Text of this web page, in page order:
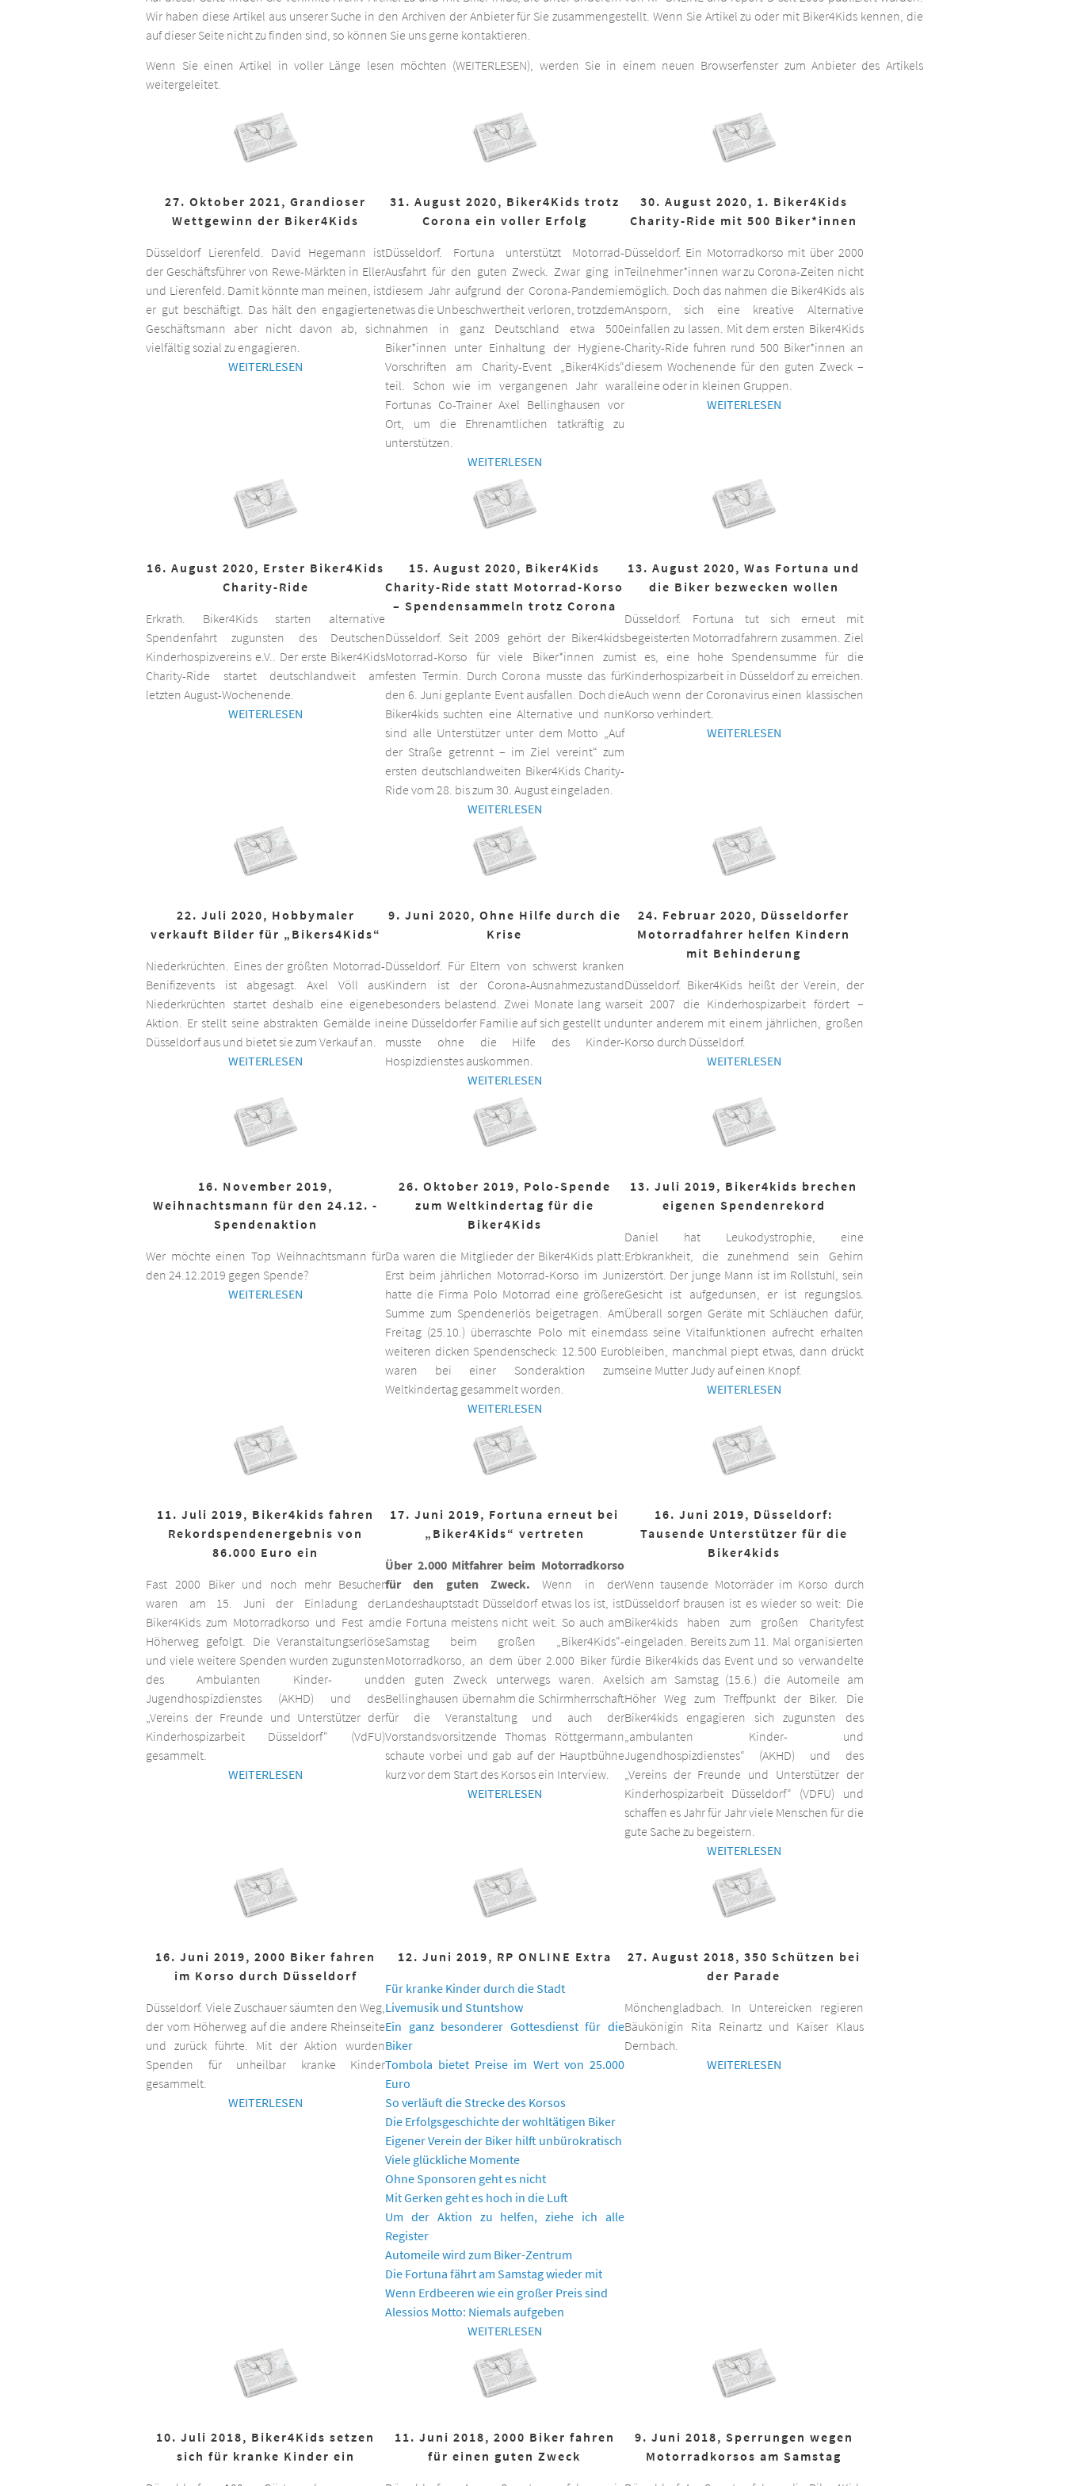
Wir haben diese Artikel aus unserer Suche in den Archiven der Anbieter für Sie zusammengestellt. Wenn Sie Artikel zu oder mit Biker4Kids kennen, die
auf dieser Seite nicht zu finden sind, so können Sie uns gerne kontaktieren.
Wenn Sie einen Artikel in voller Länge lesen möchten (WEITERLESEN), werden Sie in einem neuen Browserfenster zum Anbieter des Artikels
weitergeleitet.
27. Oktober 2021, Grandioser
Wettgewinn der Biker4Kids
Düsseldorf Lierenfeld. David Hegemann ist
der Geschäftsführer von Rewe-Märkten in Eller
und Lierenfeld. Damit könnte man meinen, ist
er gut beschäftigt. Das hält den engagierten
Geschäftsmann aber nicht davon ab, sich
vielfältig sozial zu engagieren.
WEITERLESEN
31. August 2020, Biker4Kids trotz
Corona ein voller Erfolg
Düsseldorf. Fortuna unterstützt Motorrad-
Ausfahrt für den guten Zweck. Zwar ging in
diesem Jahr aufgrund der Corona-Pandemie
etwas die Unbeschwertheit verloren, trotzdem
nahmen in ganz Deutschland etwa 500
Biker*innen unter Einhaltung der Hygiene-
Vorschriften am Charity-Event „Biker4Kids“
teil. Schon wie im vergangenen Jahr war
Fortunas Co-Trainer Axel Bellinghausen vor
Ort, um die Ehrenamtlichen tatkräftig zu
unterstützen.
WEITERLESEN
30. August 2020, 1. Biker4Kids
Charity-Ride mit 500 Biker*innen
Düsseldorf. Ein Motorradkorso mit über 2000
Teilnehmer*innen war zu Corona-Zeiten nicht
möglich. Doch das nahmen die Biker4Kids als
Ansporn, sich eine kreative Alternative
einfallen zu lassen. Mit dem ersten Biker4Kids
Charity-Ride fuhren rund 500 Biker*innen an
diesem Wochenende für den guten Zweck –
alleine oder in kleinen Gruppen.
WEITERLESEN
16. August 2020, Erster Biker4Kids
Charity-Ride
Erkrath. Biker4Kids starten alternative
Spendenfahrt zugunsten des Deutschen
Kinderhospizvereins e.V.. Der erste Biker4Kids
Charity-Ride startet deutschlandweit am
letzten August-Wochenende.
WEITERLESEN
15. August 2020, Biker4Kids
Charity-Ride statt Motorrad-Korso
– Spendensammeln trotz Corona
Düsseldorf. Seit 2009 gehört der Biker4kids
Motorrad-Korso für viele Biker*innen zum
festen Termin. Durch Corona musste das für
den 6. Juni geplante Event ausfallen. Doch die
Biker4kids suchten eine Alternative und nun
sind alle Unterstützer unter dem Motto „Auf
der Straße getrennt – im Ziel vereint“ zum
ersten deutschlandweiten Biker4Kids Charity-
Ride vom 28. bis zum 30. August eingeladen.
WEITERLESEN
13. August 2020, Was Fortuna und
die Biker bezwecken wollen
Düsseldorf. Fortuna tut sich erneut mit
begeisterten Motorradfahrern zusammen. Ziel
ist es, eine hohe Spendensumme für die
Kinderhospizarbeit in Düsseldorf zu erreichen.
Auch wenn der Coronavirus einen klassischen
Korso verhindert.
WEITERLESEN
22. Juli 2020, Hobbymaler
verkauft Bilder für „Bikers4Kids“
Niederkrüchten. Eines der größten Motorrad-
Benifizevents ist abgesagt. Axel Völl aus
Niederkrüchten startet deshalb eine eigene
Aktion. Er stellt seine abstrakten Gemälde in
Düsseldorf aus und bietet sie zum Verkauf an.
WEITERLESEN
9. Juni 2020, Ohne Hilfe durch die
Krise
Düsseldorf. Für Eltern von schwerst kranken
Kindern ist der Corona-Ausnahmezustand
besonders belastend. Zwei Monate lang war
eine Düsseldorfer Familie auf sich gestellt und
musste ohne die Hilfe des Kinder-
Hospizdienstes auskommen.
WEITERLESEN
24. Februar 2020, Düsseldorfer
Motorradfahrer helfen Kindern
mit Behinderung
Düsseldorf. Biker4Kids heißt der Verein, der
seit 2007 die Kinderhospizarbeit fördert –
unter anderem mit einem jährlichen, großen
Korso durch Düsseldorf.
WEITERLESEN
16. November 2019,
Weihnachtsmann für den 24.12. -
Spendenaktion
Wer möchte einen Top Weihnachtsmann für
den 24.12.2019 gegen Spende?
WEITERLESEN
26. Oktober 2019, Polo-Spende
zum Weltkindertag für die
Biker4Kids
Da waren die Mitglieder der Biker4Kids platt:
Erst beim jährlichen Motorrad-Korso im Juni
hatte die Firma Polo Motorrad eine größere
Summe zum Spendenerlös beigetragen. Am
Freitag (25.10.) überraschte Polo mit einem
weiteren dicken Spendenscheck: 12.500 Euro
waren bei einer Sonderaktion zum
Weltkindertag gesammelt worden.
WEITERLESEN
13. Juli 2019, Biker4kids brechen
eigenen Spendenrekord
Daniel hat Leukodystrophie, eine
Erbkrankheit, die zunehmend sein Gehirn
zerstört. Der junge Mann ist im Rollstuhl, sein
Gesicht ist aufgedunsen, er ist regungslos.
Überall sorgen Geräte mit Schläuchen dafür,
dass seine Vitalfunktionen aufrecht erhalten
bleiben, manchmal piept etwas, dann drückt
seine Mutter Judy auf einen Knopf.
WEITERLESEN
11. Juli 2019, Biker4kids fahren
Rekordspendenergebnis von
86.000 Euro ein
Fast 2000 Biker und noch mehr Besucher
waren am 15. Juni der Einladung der
Biker4Kids zum Motorradkorso und Fest am
Höherweg gefolgt. Die Veranstaltungserlöse
und viele weitere Spenden wurden zugunsten
des Ambulanten Kinder- und
Jugendhospizdienstes (AKHD) und des
„Vereins der Freunde und Unterstützer der
Kinderhospizarbeit Düsseldorf“ (VdFU)
gesammelt.
WEITERLESEN
17. Juni 2019, Fortuna erneut bei
„Biker4Kids“ vertreten
Über 2.000 Mitfahrer beim Motorradkorso
für den guten Zweck. Wenn in der
Landeshauptstadt Düsseldorf etwas los ist, ist
die Fortuna meistens nicht weit. So auch am
Samstag beim großen „Biker4Kids“-
Motorradkorso, an dem über 2.000 Biker für
den guten Zweck unterwegs waren. Axel
Bellinghausen übernahm die Schirmherrschaft
für die Veranstaltung und auch der
Vorstandsvorsitzende Thomas Röttgermann
schaute vorbei und gab auf der Hauptbühne
kurz vor dem Start des Korsos ein Interview.
WEITERLESEN
16. Juni 2019, Düsseldorf:
Tausende Unterstützer für die
Biker4kids
Wenn tausende Motorräder im Korso durch
Düsseldorf brausen ist es wieder so weit: Die
Biker4kids haben zum großen Charityfest
eingeladen. Bereits zum 11. Mal organisierten
die Biker4kids das Event und so verwandelte
sich am Samstag (15.6.) die Automeile am
Höher Weg zum Treffpunkt der Biker. Die
Biker4kids engagieren sich zugunsten des
„ambulanten Kinder- und
Jugendhospizdienstes“ (AKHD) und des
„Vereins der Freunde und Unterstützer der
Kinderhospizarbeit Düsseldorf“ (VDFU) und
schaffen es Jahr für Jahr viele Menschen für die
gute Sache zu begeistern.
WEITERLESEN
16. Juni 2019, 2000 Biker fahren
im Korso durch Düsseldorf
Düsseldorf. Viele Zuschauer säumten den Weg,
der vom Höherweg auf die andere Rheinseite
und zurück führte. Mit der Aktion wurden
Spenden für unheilbar kranke Kinder
gesammelt.
WEITERLESEN
12. Juni 2019, RP ONLINE Extra
Für kranke Kinder durch die Stadt
Livemusik und Stuntshow
Ein ganz besonderer Gottesdienst für die
Biker
Tombola bietet Preise im Wert von 25.000
Euro
So verläuft die Strecke des Korsos
Die Erfolgsgeschichte der wohltätigen Biker
Eigener Verein der Biker hilft unbürokratisch
Viele glückliche Momente
Ohne Sponsoren geht es nicht
Mit Gerken geht es hoch in die Luft
Um der Aktion zu helfen, ziehe ich alle
Register
Automeile wird zum Biker-Zentrum
Die Fortuna fährt am Samstag wieder mit
Wenn Erdbeeren wie ein großer Preis sind
Alessios Motto: Niemals aufgeben
WEITERLESEN
27. August 2018, 350 Schützen bei
der Parade
Mönchengladbach. In Untereicken regieren
Bäukönigin Rita Reinartz und Kaiser Klaus
Dernbach.
WEITERLESEN
10. Juli 2018, Biker4Kids setzen
sich für kranke Kinder ein
11. Juni 2018, 2000 Biker fahren
für einen guten Zweck
9. Juni 2018, Sperrungen wegen
Motorradkorsos am Samstag